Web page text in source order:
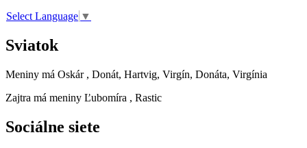
Select Language ▼
Sviatok
Meniny má Oskár , Donát, Hartvig, Virgín, Donáta, Virgínia
Zajtra má meniny Ľubomíra , Rastic
Sociálne siete